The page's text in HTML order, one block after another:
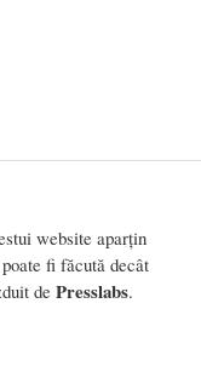
website aparțin
fi făcută decât
de Presslabs.